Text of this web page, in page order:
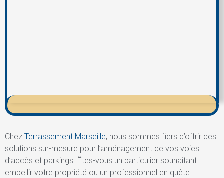
Chez Terrassement Marseille, nous sommes fiers d’offrir des
solutions sur-mesure pour l’aménagement de vos voies
d’accès et parkings. Êtes-vous un particulier souhaitant
embellir votre propriété ou un professionnel en quête